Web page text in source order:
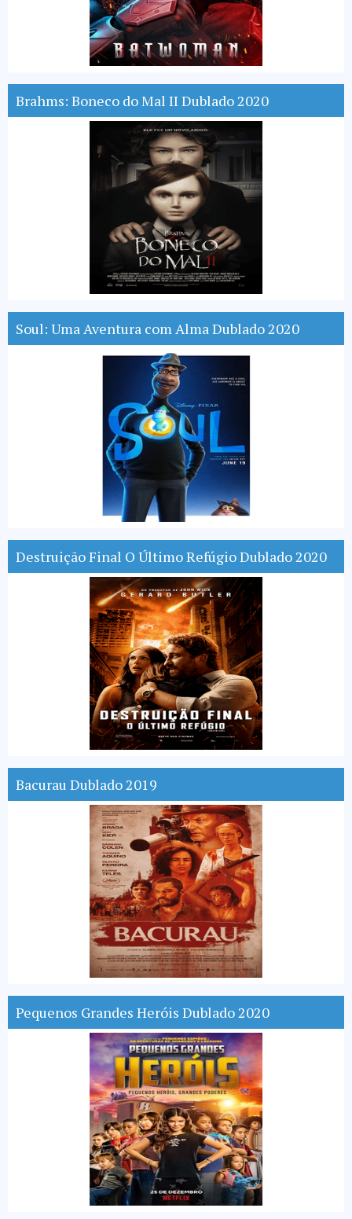
Brahms: Boneco do Mal II Dublado 2020
Soul: Uma Aventura com Alma Dublado 2020
Destruição Final O Último Refúgio Dublado 2020
Bacurau Dublado 2019
Pequenos Grandes Heróis Dublado 2020